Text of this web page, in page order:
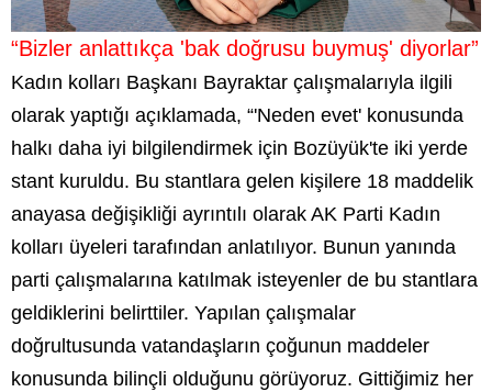
“Bizler anlattıkça 'bak doğrusu buymuş' diyorlar”
Kadın kolları Başkanı Bayraktar çalışmalarıyla ilgili
olarak yaptığı açıklamada, “'Neden evet' konusunda
halkı daha iyi bilgilendirmek için Bozüyük'te iki yerde
stant kuruldu. Bu stantlara gelen kişilere 18 maddelik
anayasa değişikliği ayrıntılı olarak AK Parti Kadın
kolları üyeleri tarafından anlatılıyor. Bunun yanında
parti çalışmalarına katılmak isteyenler de bu stantlara
geldiklerini belirttiler. Yapılan çalışmalar
doğrultusunda vatandaşların çoğunun maddeler
konusunda bilinçli olduğunu görüyoruz. Gittiğimiz her